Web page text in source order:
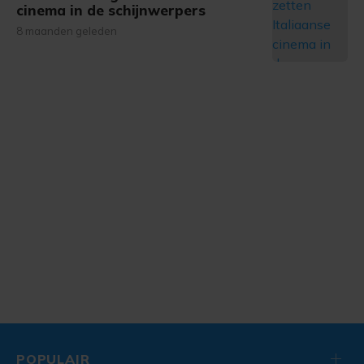
cinema in de schijnwerpers
8 maanden geleden
POPULAIR